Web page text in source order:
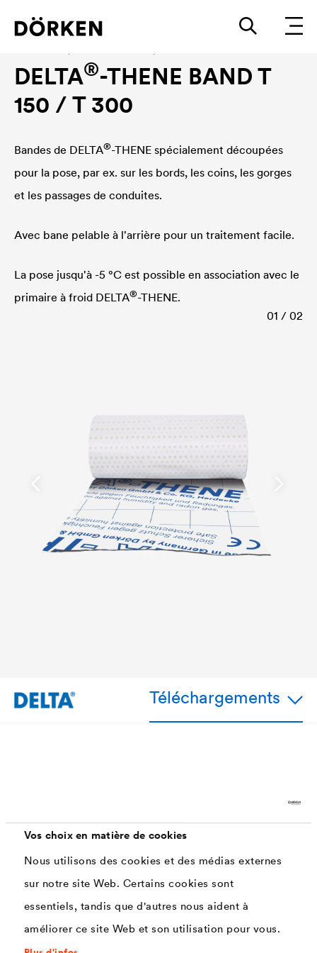
Vos choix en matière de cookies
Nous utilisons des cookies et des médias externes
sur notre site Web. Certains cookies sont
essentiels, tandis que d'autres nous aident à
améliorer ce site Web et son utilisation pour vous.
DELTA®-THENE BAND T
150 / T 300
Bandes de DELTA®-THENE spécialement découpées
pour la pose, par ex. sur les bords, les coins, les gorges
et les passages de conduites.
Avec bane pelable à l'arrière pour un traitement facile.
La pose jusqu'à -5 °C est possible en association avec le
primaire à froid DELTA®-THENE.
01 / 02
Téléchargements
Permet une pose sûre, efficace et durable : limite
Applications